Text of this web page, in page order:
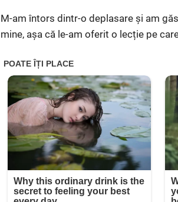
M-am întors dintr-o deplasare și am
mine, așa că le-am oferit o lecție pe